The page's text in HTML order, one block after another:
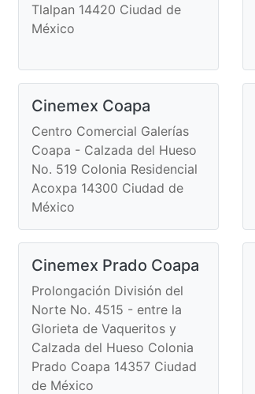
Tlalpan 14420 Ciudad de
México
Cinemex Coapa
Centro Comercial Galerías
Coapa - Calzada del Hueso
No. 519 Colonia Residencial
Acoxpa 14300 Ciudad de
México
Cinemex Prado Coapa
Prolongación División del
Norte No. 4515 - entre la
Glorieta de Vaqueritos y
Calzada del Hueso Colonia
Prado Coapa 14357 Ciudad
de México